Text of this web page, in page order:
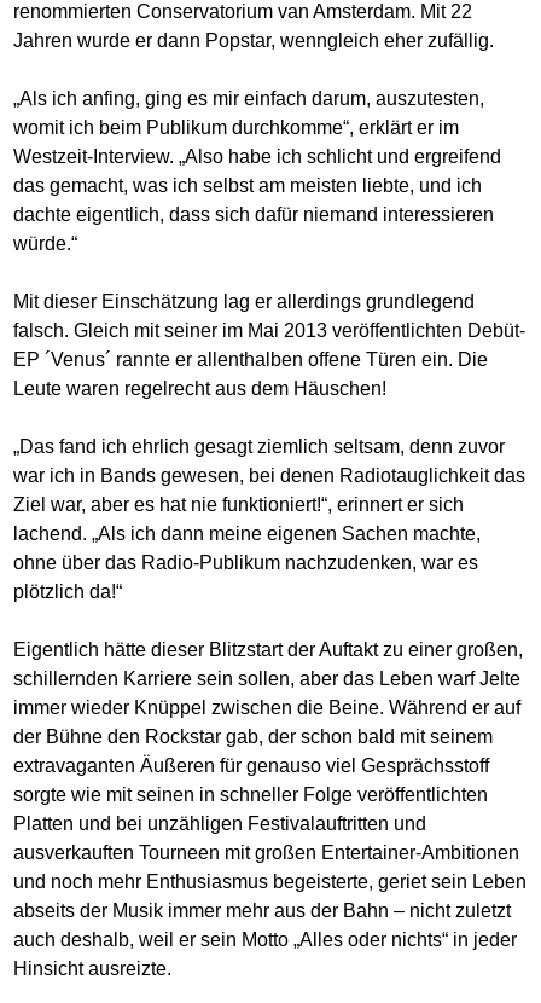
renommierten Conservatorium van Amsterdam. Mit 22
Jahren wurde er dann Popstar, wenngleich eher zufällig.
„Als ich anfing, ging es mir einfach darum, auszutesten,
womit ich beim Publikum durchkomme“, erklärt er im
Westzeit-Interview. „Also habe ich schlicht und ergreifend
das gemacht, was ich selbst am meisten liebte, und ich
dachte eigentlich, dass sich dafür niemand interessieren
würde.“
Mit dieser Einschätzung lag er allerdings grundlegend
falsch. Gleich mit seiner im Mai 2013 veröffentlichten Debüt-
EP ´Venus´ rannte er allenthalben offene Türen ein. Die
Leute waren regelrecht aus dem Häuschen!
„Das fand ich ehrlich gesagt ziemlich seltsam, denn zuvor
war ich in Bands gewesen, bei denen Radiotauglichkeit das
Ziel war, aber es hat nie funktioniert!“, erinnert er sich
lachend. „Als ich dann meine eigenen Sachen machte,
ohne über das Radio-Publikum nachzudenken, war es
plötzlich da!“
Eigentlich hätte dieser Blitzstart der Auftakt zu einer großen,
schillernden Karriere sein sollen, aber das Leben warf Jelte
immer wieder Knüppel zwischen die Beine. Während er auf
der Bühne den Rockstar gab, der schon bald mit seinem
extravaganten Äußeren für genauso viel Gesprächsstoff
sorgte wie mit seinen in schneller Folge veröffentlichten
Platten und bei unzähligen Festivalauftritten und
ausverkauften Tourneen mit großen Entertainer-Ambitionen
und noch mehr Enthusiasmus begeisterte, geriet sein Leben
abseits der Musik immer mehr aus der Bahn – nicht zuletzt
auch deshalb, weil er sein Motto „Alles oder nichts“ in jeder
Hinsicht ausreizte.